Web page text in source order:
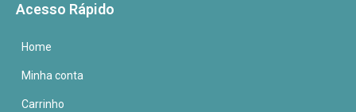
Acesso Rápido
Home
Minha conta
Carrinho